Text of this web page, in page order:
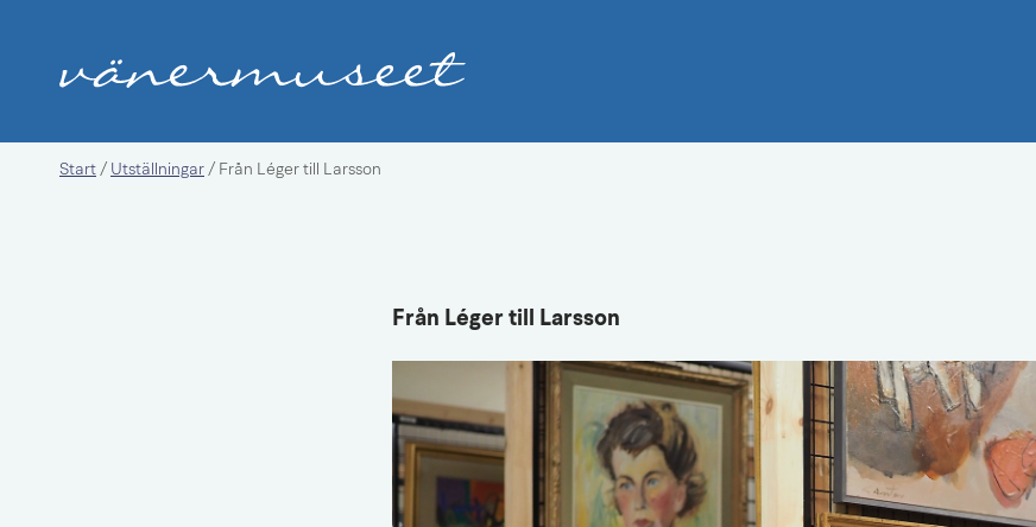
Start / Utställningar / Från Léger till Larsson
Från Léger till Larsson